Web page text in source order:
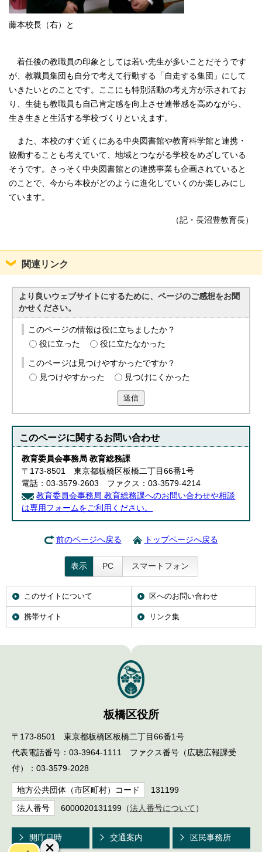
藤本校長（右）と
着任後の教職員の印象としては若い先生が多いことだそうです
が、教職員集団も自分で考えて行動する「自走する集団」にして
いきたいとのことです。ここにも特別活動の考え方が示されてお
り、生徒も教職員も自己肯定感を向上させ連帯感を高めながら、
生き生きと生活する学校づくりといえます。
また、本校のすぐ近くにある中央図書館や教育科学館と連携・
協働することも考えていて、地域とつながる学校をめざしている
そうです。さっそく中央図書館との連携事業も企画されていると
のことで、今から本校がどのように進化していくのか楽しみにし
ています。
（記・長沼豊教育長）
関連リンク
より良いウェブサイトにするために、ページのご感想をお聞
かせください。
このページの情報は役に立ちましたか？
役に立った
役に立たなかった
このページは見つけやすかったですか？
見つけやすかった
見つけにくかった
送信
このページに関するお問い合わせ
教育委員会事務局 教育総務課
〒173-8501 東京都板橋区板橋二丁目66番1号
電話：03-3579-2603 ファクス：03-3579-4214
教育委員会事務局 教育総務課へのお問い合わせや相談
は専用フォームをご利用ください。
前のページへ戻る トップページへ戻る
表示 PC スマートフォン
このサイトについて 区へのお問い合わせ
携帯サイト リンク集
板橋区役所
〒173-8501 東京都板橋区板橋二丁目66番1号
代表電話番号：03-3964-1111 ファクス番号（広聴広報課受
付）：03-3579-2028
地方公共団体（市区町村）コード 131199
法人番号 6000020131199（法人番号について ）
開庁日時 交通案内 区民事務所